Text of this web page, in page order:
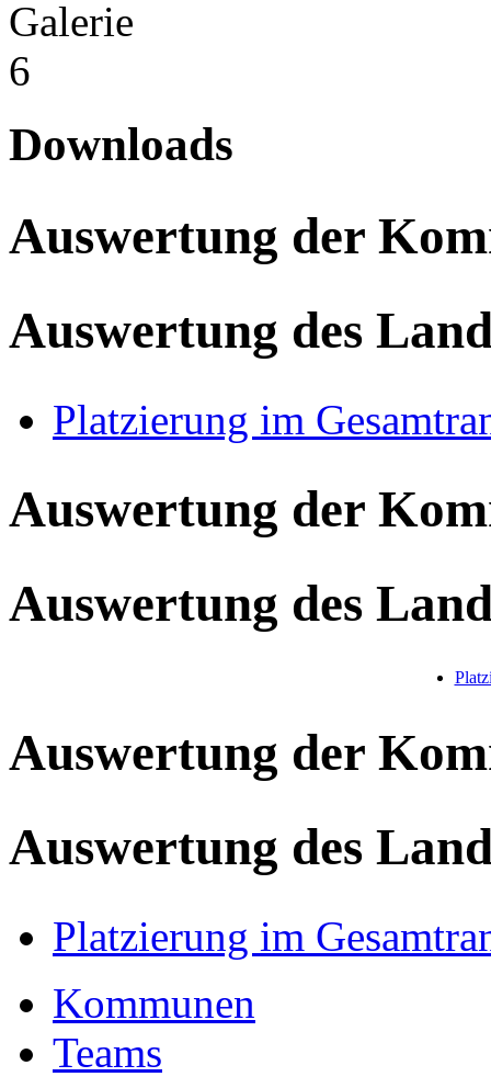
Downloads
Auswertung der
Auswertung des
Platzierung im
Auswertung der
Auswertung des
Auswertung der
Auswertung des
Platzierung im
Kommunen
Teams